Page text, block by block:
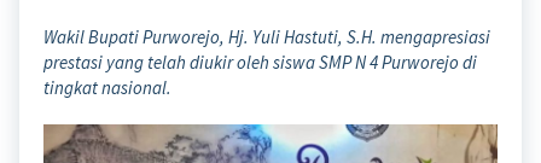
Wakil Bupati Purworejo, Hj. Yuli Hastuti, S.H. mengapresiasi
prestasi yang telah diukir oleh siswa SMP N 4 Purworejo di
tingkat nasional.